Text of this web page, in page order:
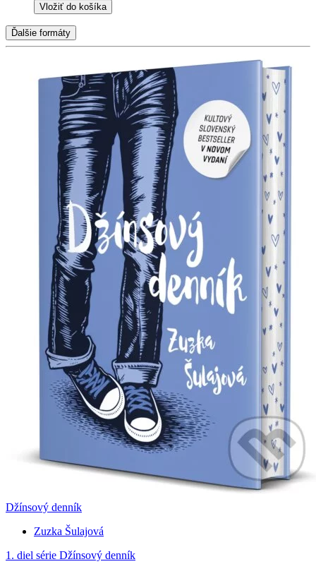
Vložiť do košíka
Ďalšie formáty
Džínsový denník
Zuzka Šulajová
1. diel série Džínsový denník